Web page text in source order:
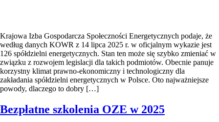
Krajowa Izba Gospodarcza Społeczności Energetycznych podaje, że
według danych KOWR z 14 lipca 2025 r. w oficjalnym wykazie jest
126 spółdzielni energetycznych. Stan ten może się szybko zmieniać w
związku z rozwojem legislacji dla takich podmiotów. Obecnie panuje
korzystny klimat prawno-ekonomiczny i technologiczny dla
zakładania spółdzielni energetycznych w Polsce. Oto najważniejsze
powody, dlaczego to dobry […]
Bezpłatne szkolenia OZE w 2025